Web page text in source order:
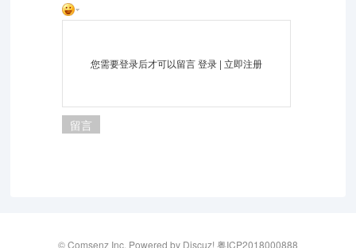
您需要登录后才可以留言登录 |立即注册
留言
©Comsenz Inc. Powered by Discuz! 粤ICP2018000888